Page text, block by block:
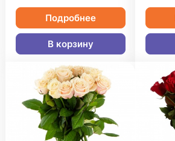
Подробнее
В корзину